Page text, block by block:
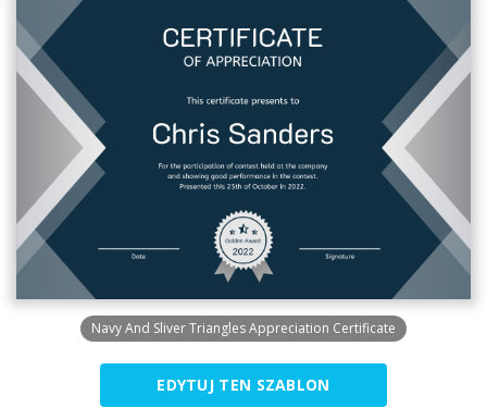
Navy And Sliver Triangles Appreciation Certificate
EDYTUJ TEN SZABLON